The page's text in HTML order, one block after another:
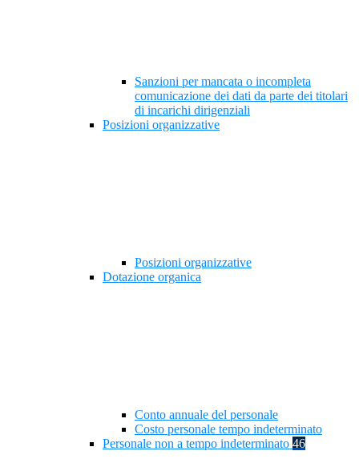
Sanzioni per mancata o incompleta
comunicazione dei dati da parte dei titolari
di incarichi dirigenziali
Posizioni organizzative
Posizioni organizzative
Dotazione organica
Conto annuale del personale
Costo personale tempo indeterminato
Personale non a tempo indeterminato 46